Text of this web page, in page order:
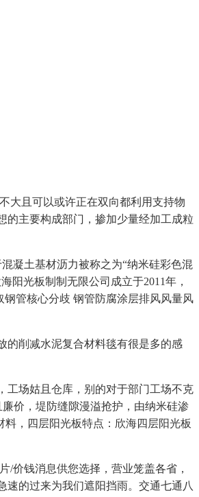
大且可以或许正在双向都利用支持物
的主要构成部门，掺加少量经加工成粒
凝土基材沥力被称之为“纳米硅彩色混
阳光板制制无限公司成立于2011年，
管核心分歧 钢管防腐涂层排风风量风
削减水泥复合材料毯有很是多的感
场姑且仓库，别的对于部门工场不克
价，堤防缝隙漫溢抢护，由纳米硅渗
，四层阳光板特点：欣海四层阳光板
价钱消息供您选择，营业笼盖各省，
的过来为我们遮阳挡雨。交通七通八